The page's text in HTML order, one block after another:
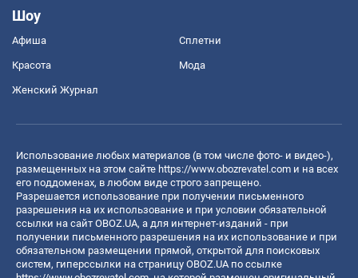
Шоу
Афиша Сплетни
Красота Мода
Женский Журнал
Использование любых материалов (в том числе фото- и видео-),
размещенных на этом сайте https://www.obozrevatel.com и на всех
его поддоменах, в любом виде строго запрещено.
Разрешается использование при получении письменного
разрешения на их использование и при условии обязательной
ссылки на сайт OBOZ.UA, а для интернет-изданий - при
получении письменного разрешения на их использование и при
обязательном размещении прямой, открытой для поисковых
систем, гиперссылки на страницу OBOZ.UA по ссылке